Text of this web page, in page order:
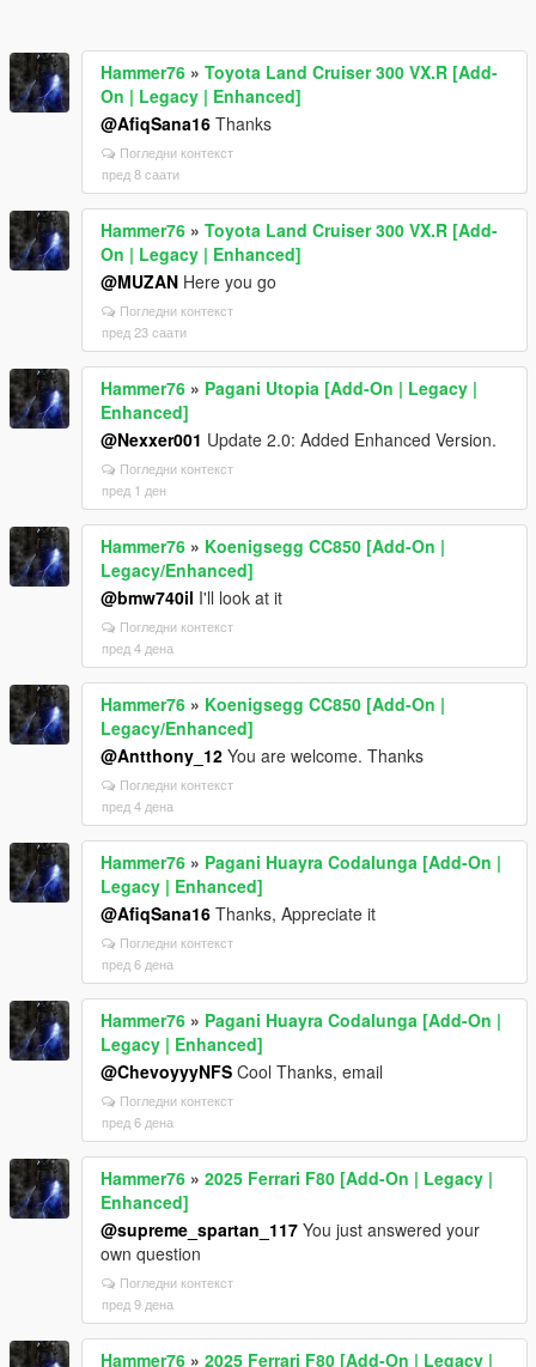
Hammer76 » Toyota Land Cruiser 300 VX.R [Add-
On | Legacy | Enhanced]
@AfiqSana16 Thanks
Погледни контекст
пред 8 саати
Hammer76 » Toyota Land Cruiser 300 VX.R [Add-
On | Legacy | Enhanced]
@MUZAN Here you go
Погледни контекст
пред 23 саати
Hammer76 » Pagani Utopia [Add-On | Legacy |
Enhanced]
@Nexxer001 Update 2.0: Added Enhanced Version.
Погледни контекст
пред 1 ден
Hammer76 » Koenigsegg CC850 [Add-On |
Legacy/Enhanced]
@bmw740il I'll look at it
Погледни контекст
пред 4 дена
Hammer76 » Koenigsegg CC850 [Add-On |
Legacy/Enhanced]
@Antthony_12 You are welcome. Thanks
Погледни контекст
пред 4 дена
Hammer76 » Pagani Huayra Codalunga [Add-On |
Legacy | Enhanced]
@AfiqSana16 Thanks, Appreciate it
Погледни контекст
пред 6 дена
Hammer76 » Pagani Huayra Codalunga [Add-On |
Legacy | Enhanced]
@ChevoyyyNFS Cool Thanks, email
Погледни контекст
пред 6 дена
Hammer76 » 2025 Ferrari F80 [Add-On | Legacy |
Enhanced]
@supreme_spartan_117 You just answered your
own question
Погледни контекст
пред 9 дена
Hammer76 » 2025 Ferrari F80 [Add-On | Legacy |